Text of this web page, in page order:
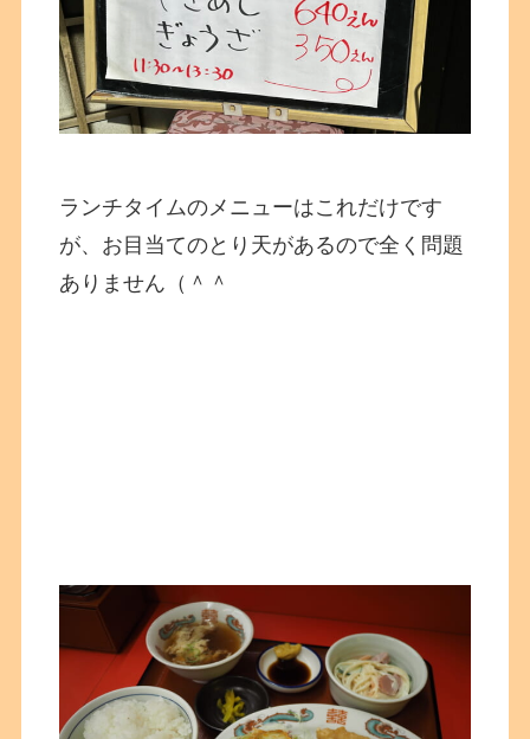
ランチタイムのメニューはこれだけです
が、お目当てのとり天があるので全く問題
ありません（＾＾